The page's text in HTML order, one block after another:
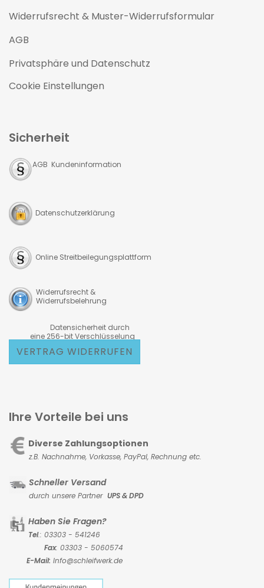
Widerrufsrecht & Muster-Widerrufsformular
AGB
Privatsphäre und Datenschutz
Cookie Einstellungen
Sicherheit
AGB Kundeninformation
Datenschutzerklärung
Online Streitbeilegungsplattform
Widerrufsrecht &
Widerrufsbelehrung
Datensicherheit durch
eine 256-bit Verschlüsselung
VERTRAG WIDERRUFEN
Ihre Vorteile bei uns
Diverse Zahlungsoptionen
z.B. Nachnahme, Vorkasse, PayPal, Rechnung etc.
Schneller Versand
durch unsere Partner UPS & DPD
Haben Sie Fragen?
Tel.: 03303 - 541246
Fax: 03303 - 5060574
E-Mail: Info@schleifwerk.de